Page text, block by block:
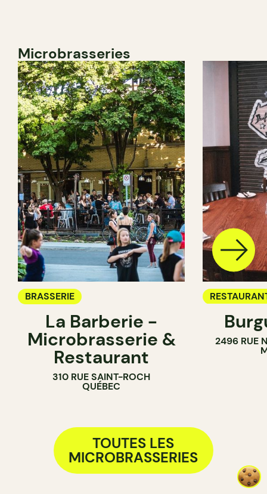
Microbrasseries
BRASSERIE
La Barberie -
Microbrasserie &
Restaurant
310 RUE SAINT-ROCH
QUÉBEC
BRASSERIE
2496 RUE
TOUTES LES
MICROBRASSERIES